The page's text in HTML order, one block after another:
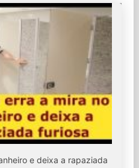
e deixa a rapaziada